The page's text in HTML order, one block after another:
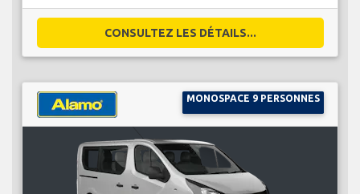
CONSULTEZ LES DÉTAILS...
MONOSPACE 9 PERSONNES